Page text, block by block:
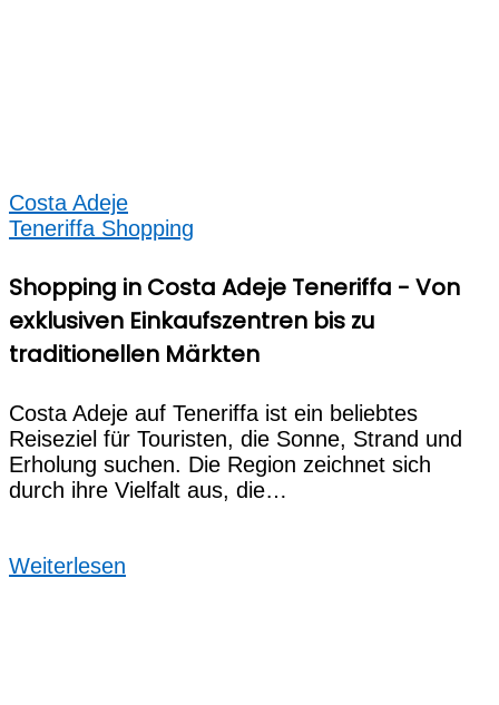
Costa Adeje
Teneriffa Shopping
Shopping in Costa Adeje Teneriffa - Von
exklusiven Einkaufszentren bis zu
traditionellen Märkten
Costa Adeje auf Teneriffa ist ein beliebtes
Reiseziel für Touristen, die Sonne, Strand und
Erholung suchen. Die Region zeichnet sich
durch ihre Vielfalt aus, die…
Weiterlesen